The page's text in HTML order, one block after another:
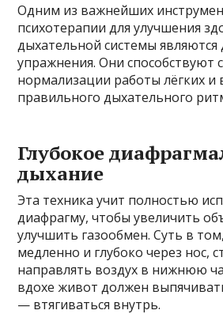
Одним из важнейших
психотерапии для улучшения
дыхательной системы
упражнения. Они способствуют
нормализации работы лёгких и
правильного дыхательного
Глубокое
дыхание
Эта техника учит полностью
диафрагму, чтобы увеличить
улучшить газообмен. Суть в
медленно и глубоко через нос,
направлять воздух в нижнюю
вдохе живот должен
— втягиваться внутрь.